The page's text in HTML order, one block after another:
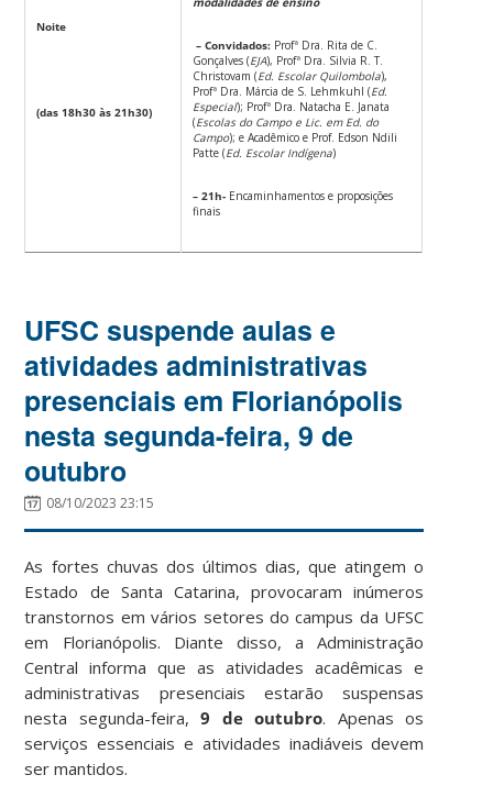
Noite
(das 18h30 às 21h30)
– Convidados: Profª Dra. Rita de C.
Gonçalves (EJA), Profª Dra. Silvia R. T.
Christovam (Ed. Escolar Quilombola),
Profª Dra. Márcia de S. Lehmkuhl (Ed.
Especial); Profª Dra. Natacha E. Janata
(Escolas do Campo e Lic. em Ed. do
Campo); e Acadêmico e Prof. Edson Ndili
Patte (Ed. Escolar Indígena)
– 21h- Encaminhamentos e proposições
finais
UFSC suspende aulas e
atividades administrativas
presenciais em Florianópolis
nesta segunda-feira, 9 de
outubro
08/10/2023 23:15
As fortes chuvas dos últimos dias, que atingem o
Estado de Santa Catarina, provocaram inúmeros
transtornos em vários setores do campus da UFSC
em Florianópolis. Diante disso, a Administração
Central informa que as atividades acadêmicas e
administrativas presenciais estarão suspensas
nesta segunda-feira,9 de outubro. Apenas os
serviços essenciais e atividades inadiáveis devem
ser mantidos.